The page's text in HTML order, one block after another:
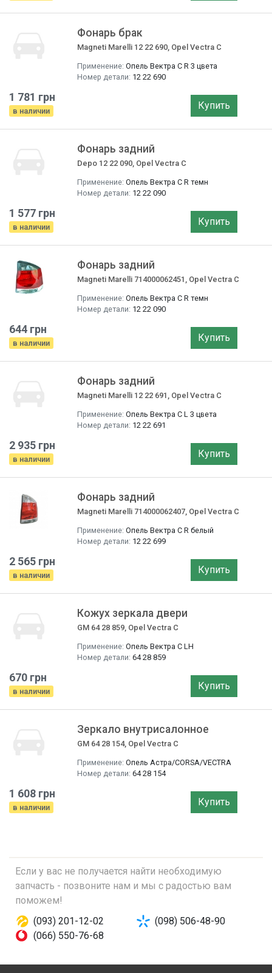
Фонарь брак
Magneti Marelli 12 22 690, Opel Vectra C
Применение: Опель Вектра C R 3 цвета
Номер детали: 12 22 690
1 781 грн
в наличии Купить
Фонарь задний
Depo 12 22 090, Opel Vectra C
Применение: Опель Вектра C R темн
Номер детали: 12 22 090
1 577 грн
в наличии Купить
Фонарь задний
Magneti Marelli 714000062451, Opel Vectra C
Применение: Опель Вектра C R темн
Номер детали: 12 22 090
644 грн
в наличии Купить
Фонарь задний
Magneti Marelli 12 22 691, Opel Vectra C
Применение: Опель Вектра C L 3 цвета
Номер детали: 12 22 691
2 935 грн
в наличии Купить
Фонарь задний
Magneti Marelli 714000062407, Opel Vectra C
Применение: Опель Вектра C R белый
Номер детали: 12 22 699
2 565 грн
в наличии Купить
Кожух зеркала двери
GM 64 28 859, Opel Vectra C
Применение: Опель Вектра C LH
Номер детали: 64 28 859
670 грн
в наличии Купить
Зеркало внутрисалонное
GM 64 28 154, Opel Vectra C
Применение: Опель Астра/CORSA/VECTRA
Номер детали: 64 28 154
1 608 грн
в наличии Купить
Если у вас не получается найти необходимую
запчасть - позвоните нам и мы с радостью вам
поможем!
(093) 201-12-02
(098) 506-48-90
(066) 550-76-68